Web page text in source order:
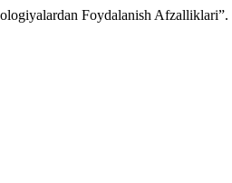
Foydalanish Afzalliklari”.